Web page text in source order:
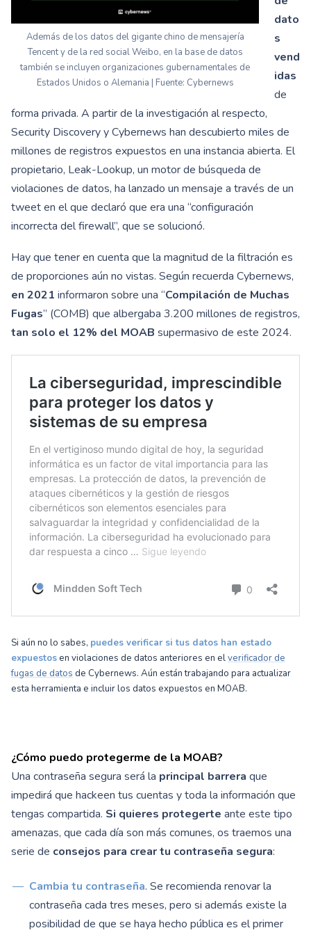
Además de los datos del gigante chino de mensajería
Tencent y de la red social Weibo, en la base de datos
también se incluyen organizaciones gubernamentales de
Estados Unidos o Alemania | Fuente: Cybernews
dato
s
vend
idas
de
forma privada. A partir de la investigación al respecto,
Security Discovery y Cybernews han descubierto miles de
millones de registros expuestos en una instancia abierta. El
propietario, Leak-Lookup, un motor de búsqueda de
violaciones de datos, ha lanzado un mensaje a través de un
tweet en el que declaró que era una “configuración
incorrecta del firewall”, que se solucionó.
Hay que tener en cuenta que la magnitud de la filtración es
de proporciones aún no vistas. Según recuerda Cybernews,
en 2021 informaron sobre una “Compilación de Muchas
Fugas” (COMB) que albergaba 3.200 millones de registros,
tan solo el 12% del MOAB supermasivo de este 2024.
Si aún no lo sabes, puedes verificar si tus datos han estado
expuestosen violaciones de datos anteriores en elverificador de
fugas de datos de Cybernews. Aún están trabajando para actualizar
esta herramienta e incluir los datos expuestos en MOAB.
¿Cómo puedo protegerme de la MOAB?
Una contraseña segura será la principal barrera que
impedirá que hackeen tus cuentas y toda la información que
tengas compartida. Si quieres protegerte ante este tipo
amenazas, que cada día son más comunes, os traemos una
serie de consejos para crear tu contraseña segura:
Cambia tu contraseña. Se recomienda renovar la
contraseña cada tres meses, pero si además existe la
posibilidad de que se haya hecho pública es el primer